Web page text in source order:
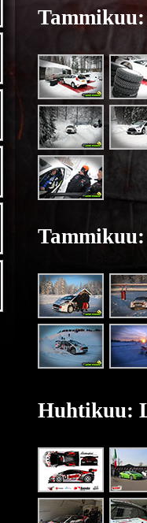
Huhtikuu: